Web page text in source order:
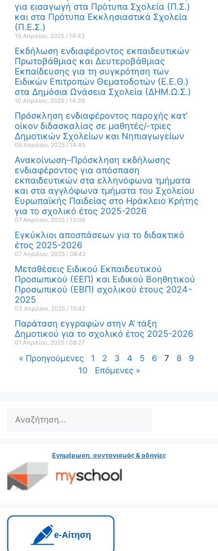
για εισαγωγή στα Πρότυπα Σχολεία (Π.Σ.)
και στα Πρότυπα Εκκλησιαστικά Σχολεία
(Π.Ε.Σ.)
10 Απριλίου, 2025 14:43
Εκδήλωση ενδιαφέροντος εκπαιδευτικών
Πρωτοβάθμιας και Δευτεροβάθμιας
Εκπαίδευσης για τη συγκρότηση των
Ειδικών Επιτροπών Θεματοδοτών (Ε.Ε.Θ.)
στα Δημόσια Ωνάσεια Σχολεία (ΔΗΜ.Ω.Σ.)
10 Απριλίου, 2025 14:39
Πρόσκληση ενδιαφέροντος παροχής κατ’
οίκον διδασκαλίας σε μαθητές/-τριες
Δημοτικών Σχολείων και Νηπιαγωγείων
09 Απριλίου, 2025 14:45
Ανακοίνωση–Πρόσκληση εκδήλωσης
ενδιαφέροντος για απόσπαση
εκπαιδευτικών στα ελληνόφωνα τμήματα
και στα αγγλόφωνα τμήματα του Σχολείου
Ευρωπαϊκής Παιδείας στο Ηράκλειο Κρήτης
για το σχολικό έτος 2025-2026
07 Απριλίου, 2025 13:09
Εγκύκλιοι αποσπάσεων για το διδακτικό
έτος 2025-2026
07 Απριλίου, 2025 08:42
Μεταθέσεις Ειδικού Εκπαιδευτικού
Προσωπικού (ΕΕΠ) και Ειδικού Βοηθητικού
Προσωπικού (ΕΒΠ) σχολικού έτους 2024-
2025
03 Απριλίου, 2025 15:42
Παράταση εγγραφών στην Α’ τάξη
Δημοτικού για το σχολικό έτος 2025-2026
01 Απριλίου, 2025 08:27
« Προηγούμενες 1 2 3 4 5 6 7 8
9
10
Επόμενες »
Ενημέρωση, συντονισμός & οδηγίες
e‑Αίτηση